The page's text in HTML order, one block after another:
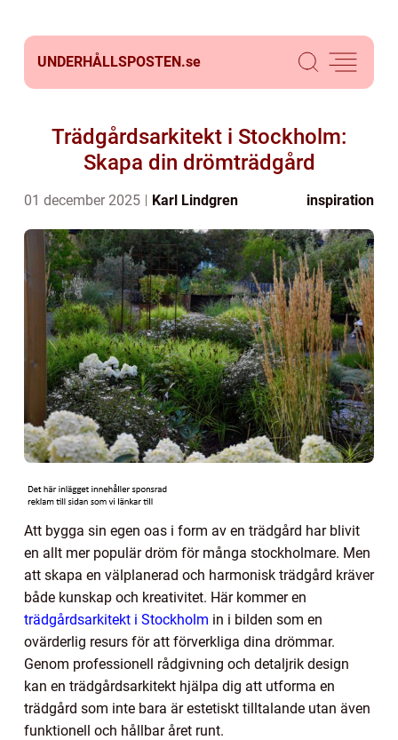
UNDERHÅLLSPOSTEN.se
Trädgårdsarkitekt i Stockholm:
Skapa din drömträdgård
01 december 2025 Karl Lindgren inspiration
Att bygga sin egen oas i form av en trädgård har blivit
en allt mer populär dröm för många stockholmare. Men
att skapa en välplanerad och harmonisk trädgård kräver
både kunskap och kreativitet. Här kommer en
trädgårdsarkitekt i Stockholm in i bilden som en
ovärderlig resurs för att förverkliga dina drömmar.
Genom professionell rådgivning och detaljrik design
kan en trädgårdsarkitekt hjälpa dig att utforma en
trädgård som inte bara är estetiskt tilltalande utan även
funktionell och hållbar året runt.